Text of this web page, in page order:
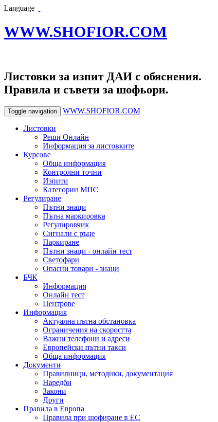
Language
WWW.SHOFIOR.COM
Листовки за изпит ДАИ с обяснения.
Правила и съвети за шофьори.
Toggle navigation WWW.SHOFIOR.COM
Листовки
Реши Онлайн
Информация за листовките
Курсове
Обща информация
Контролни точни
Изпити
Категории МПС
Регулиране
Пътни знаци
Пътна маркировка
Регулировчик
Сигнали с ръце
Паркиране
Пътни знаци - онлайн тест
Светофари
Опасни товари - знаци
БЧК
Информация
Онлайн тест
Центрове
Информация
Актуална пътна обстановка
Ограничения на скоростта
Важни телефони и адреси
Европейски пътни такси
Обща информация
Документи
Правилници, методики, документация
Наредби
Закони
Други
Правила в Европа
Правила при шофиране в ЕС